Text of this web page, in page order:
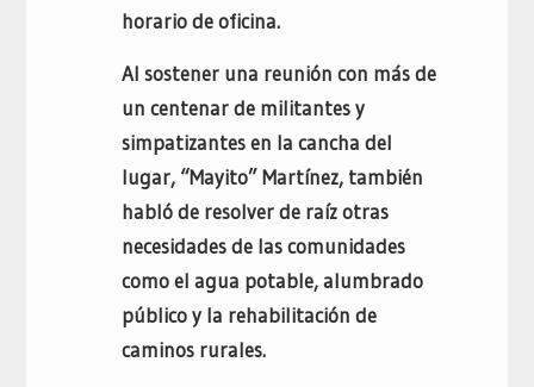
horario de oficina.
Al sostener una reunión con más de
un centenar de militantes y
simpatizantes en la cancha del
lugar, “Mayito” Martínez, también
habló de resolver de raíz otras
necesidades de las comunidades
como el agua potable, alumbrado
público y la rehabilitación de
caminos rurales.